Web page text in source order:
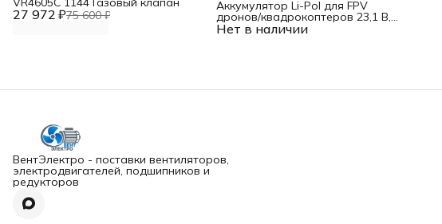
27 972 ₽75 600 ₽
Нет в наличии
Аккумулятор Li-Pol для FPV
дронов/квадрокоптеров 23,1 В,
10000 мАч, 370 ВТ
ВентЭлектро - поставки вентиляторов,
электродвигателей, подшипников и
редукторов